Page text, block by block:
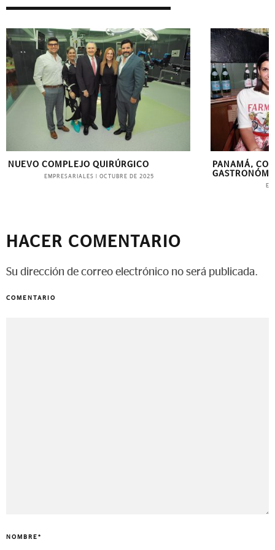
NUEVO COMPLEJO QUIRÚRGICO
EMPRESARIALES OCTUBRE DE 2025
PANAMÁ,
HACER COMENTARIO
Su dirección de correo electrónico no será publicada.
COMENTARIO
NOMBRE *